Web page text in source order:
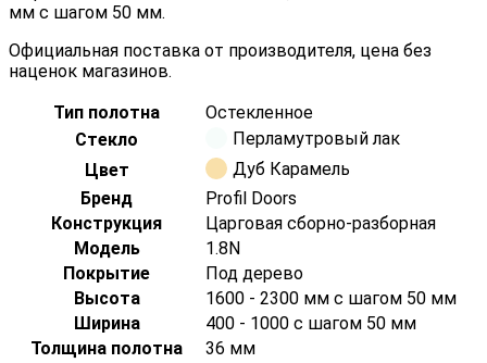
мм с шагом 50 мм.
Официальная поставка от производителя, цена без
наценок магазинов.
Тип полотна
Остекленное
Стекло
Перламутровый лак
Цвет
Дуб Карамель
Бренд
Profil Doors
Конструкция
Царговая сборно-разборная
Модель
1.8N
Покрытие
Под дерево
Высота
1600 - 2300 мм с шагом 50 мм
Ширина
400 - 1000 с шагом 50 мм
Толщина полотна
36 мм